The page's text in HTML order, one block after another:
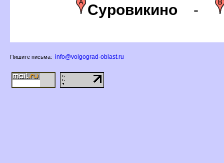
Суровикино -
Пишите письма: info@volgograd-oblast.ru